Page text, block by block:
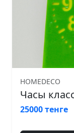
HOMEDECO
Часы
25000 тенге